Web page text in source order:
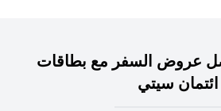
عروض السفر مع بطاقات
ائتمان سيتي